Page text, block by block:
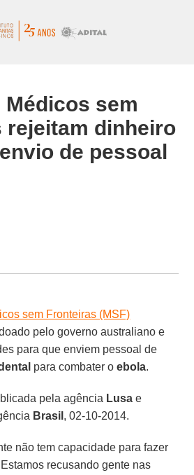
Médicos sem
rejeitam dinheiro
de pessoal
sem Fronteiras (MSF)
pelo governo australiano e
para que enviem pessoal de
para combater oebola.
pela agência Lusa e
Brasil , 02-10-2014.
não tem capacidade para fazer
recusando gente nas